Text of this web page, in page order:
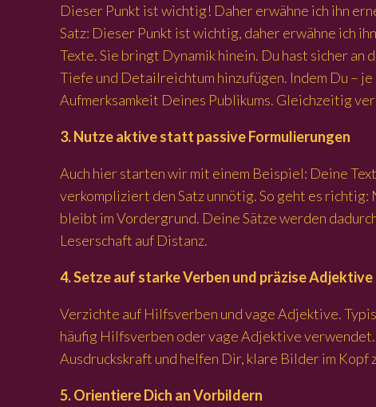
Dieser Punkt ist wichtig! Daher erwähne ich ihn
Satz: Dieser Punkt ist wichtig, daher erwähne ich
Texte. Sie bringt Dynamik hinein. Du hast sicher an
Tiefe und Detailreichtum hinzufügen. Indem Du –
Aufmerksamkeit Deines Publikums. Gleichzeitig
3. Nutze aktive statt passive Formulierungen
Auch hier starten wir mit einem Beispiel: Deine
verkompliziert den Satz unnötig. So geht es
bleibt im Vordergrund. Deine Sätze werden
Leserschaft auf Distanz.
4. Setze auf starke Verben und präzise Adjektive
Verzichte auf Hilfsverben und vage Adjektive.
häufig Hilfsverben oder vage Adjektive
Ausdruckskraft und helfen Dir, klare Bilder im Kopf
5. Orientiere Dich an Vorbildern